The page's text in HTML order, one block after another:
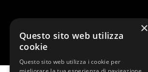
×
Questo sito web utilizza
cookie
Questo sito web utilizza i cookie per